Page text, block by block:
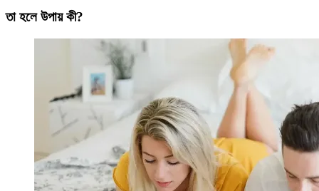
তা হলে উপায় কী?